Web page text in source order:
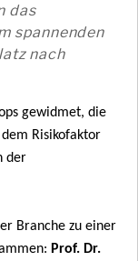
das
spannenden
nach
gewidmet, die
Risikofaktor
der
Branche zu einer
Prof. Dr.